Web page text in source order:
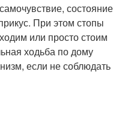
состояние
При этом стопы
или просто стоим
ходьба по дому
если не соблюдать